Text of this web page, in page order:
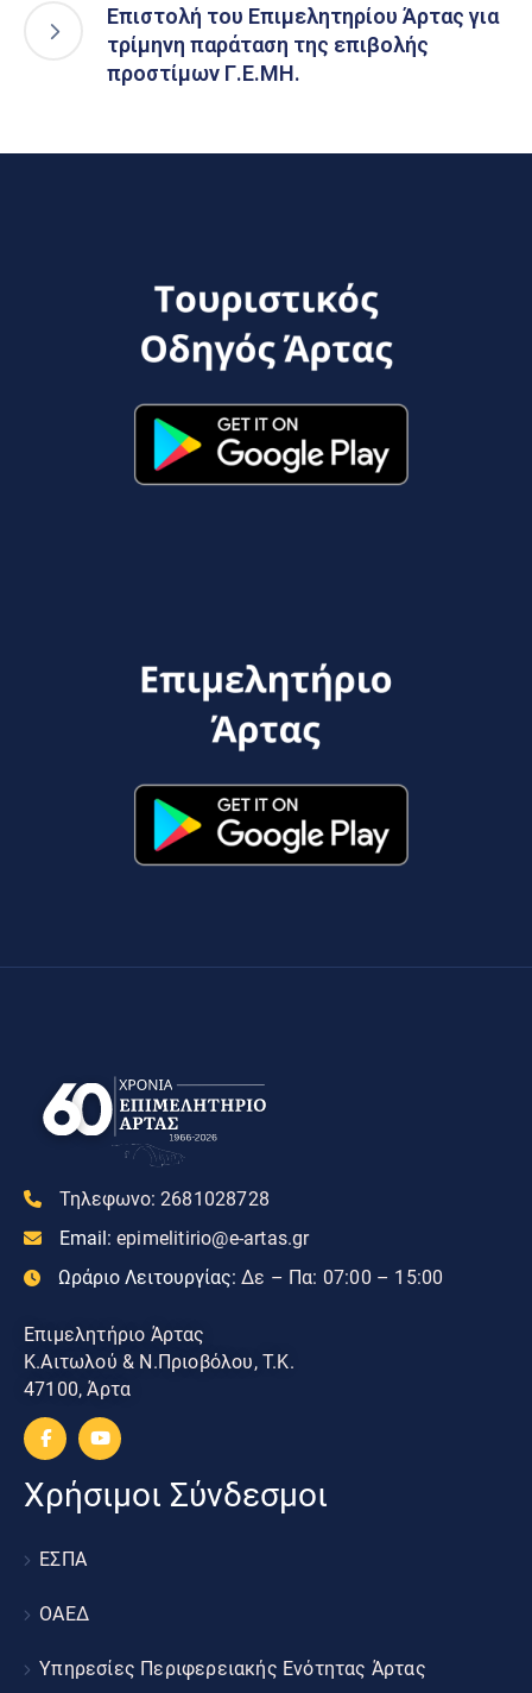
Επιστολή του Επιμελητηρίου Άρτας για
τρίμηνη παράταση της επιβολής
προστίμων Γ.Ε.ΜΗ.
Τηλεφωνο: 2681028728
Email: epimelitirio@e-artas.gr
Ωράριο Λειτουργίας: Δε – Πα: 07:00 – 15:00
Επιμελητήριο Άρτας
Κ.Αιτωλού & Ν.Πριοβόλου, Τ.Κ.
47100, Άρτα
Χρήσιμοι Σύνδεσμοι
ΕΣΠΑ
ΟΑΕΔ
Υπηρεσίες Περιφερειακής Ενότητας Άρτας